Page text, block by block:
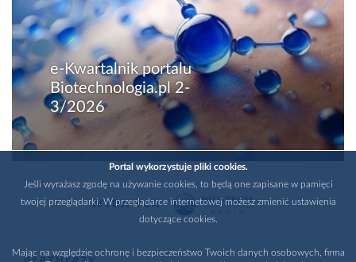
e-Kwartalnik portalu
Biotechnologia.pl 2-
3/2026
WYDAWCA
Portal wykorzystuje pliki cookies.
Jeśli wyrażasz zgodę na używanie cookies, to będą one zapisane w pamięci
twojej przeglądarki. W przeglądarce internetowej możesz zmienić ustawienia
dotyczące cookies.
Mając na względzie ochronę i bezpieczeństwo Twoich danych osobowych, firma